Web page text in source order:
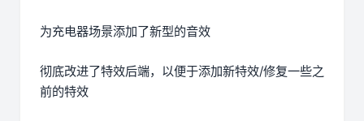
为充电器场景添加了新型的音效
彻底改进了特效后端，以便于添加新特效/修复一些之
前的特效